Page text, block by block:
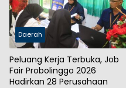
Daerah
Peluang Kerja Terbuka, Job
Fair Probolinggo 2026
Hadirkan 28 Perusahaan